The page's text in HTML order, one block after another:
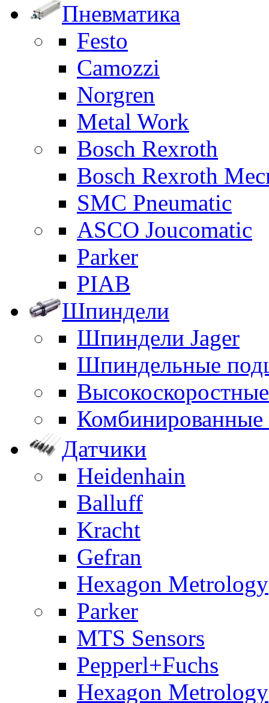
Пневматика
Festo
Camozzi
Norgren
Metal Work
Bosch Rexroth
Bosch Rexroth
SMC Pneumatic
ASCO Joucomatic
Parker
PIAB
Шпиндели
Шпиндели Jager
Шпиндельные
Датчики
Heidenhain
Balluff
Kracht
Gefran
Hexagon Metrology
Parker
MTS Sensors
Pepperl+Fuchs
Hexagon Metrology